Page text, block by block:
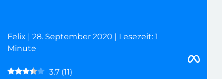
Felix | 28. September 2020 | Lesezeit: 1
Minute
3.7 (11)